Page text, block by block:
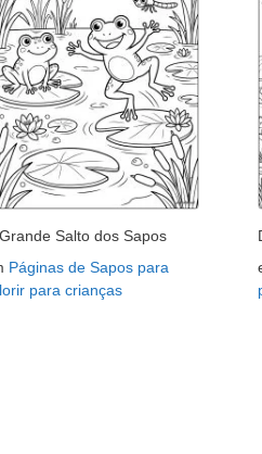
Salto dos Sapos
Páginas de Sapos para
para crianças